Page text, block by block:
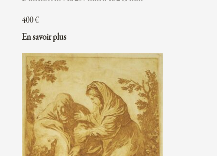
400€
En savoir plus